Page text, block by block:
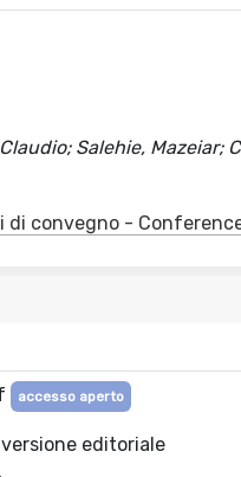
Salehie, Mazeiar;
di convegno -
accesso aperto
editoriale